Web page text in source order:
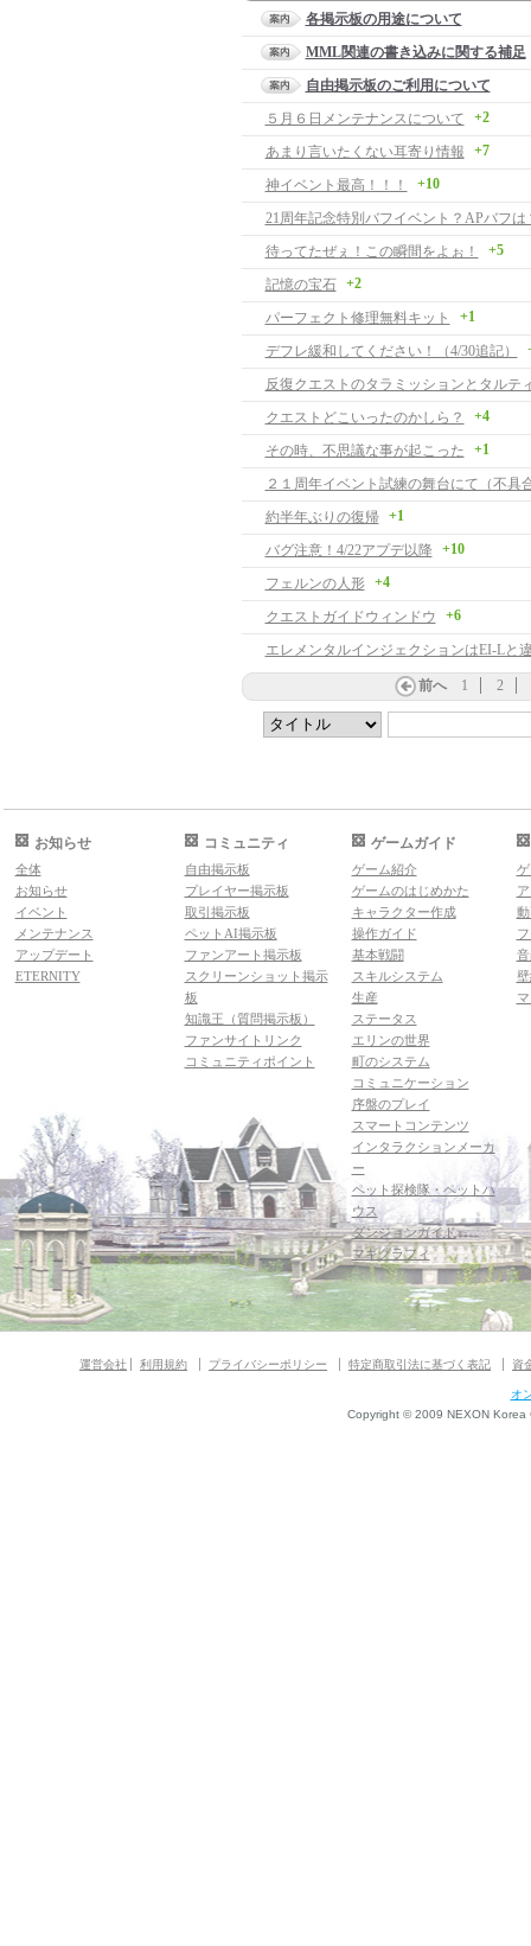
各掲示板の用途について
MML関連の書き込みに関する補足
自由掲示板のご利用について
５月６日メンテナンスについて
+2
あまり言いたくない耳寄り情報 +7
神イベント最高！！！ +10
21周年記念特別バフイベント？APバフは
待ってたぜぇ！この瞬間をよぉ！
+5
記憶の宝石 +2
パーフェクト修理無料キット +1
デフレ緩和してください！（4/30追記）
クエストどこいったのかしら？ +4
その時、不思議な事が起こった +1
２１周年イベント試練の舞台にて（不具
約半年ぶりの復帰
+1
バグ注意！4/22アプデ以降 +10
フェルンの人形 +4
クエストガイドウィンドウ +6
前へ 1 2
お知らせ
全体
お知らせ
イベント
メンテナンス
アップデート
ETERNITY
コミュニティ
自由掲示板
プレイヤー掲示板
取引掲示板
ペットAI掲示板
ファンアート掲示板
スクリーンショット掲示
板
知識王（質問掲示板）
ファンサイトリンク
コミュニティポイント
ゲームガイド
ゲーム紹介
ゲームのはじめかた
キャラクター作成
操作ガイド
基本戦闘
スキルシステム
生産
ステータス
エリンの世界
町のシステム
コミュニケーション
序盤のプレイ
スマートコンテンツ
インタラクションメーカ
ー
ペット探検隊・ペットハ
ウス
ダンジョンガイド
マギグラフィ
運営会社 利用規約 プライバシーポリシー 特定商取引法に基づく表記 資
オ
Copyright © 2009 NEXON Korea